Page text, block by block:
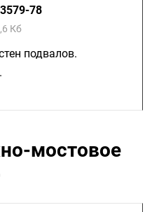
78
Кб
подвалов.
мостовое